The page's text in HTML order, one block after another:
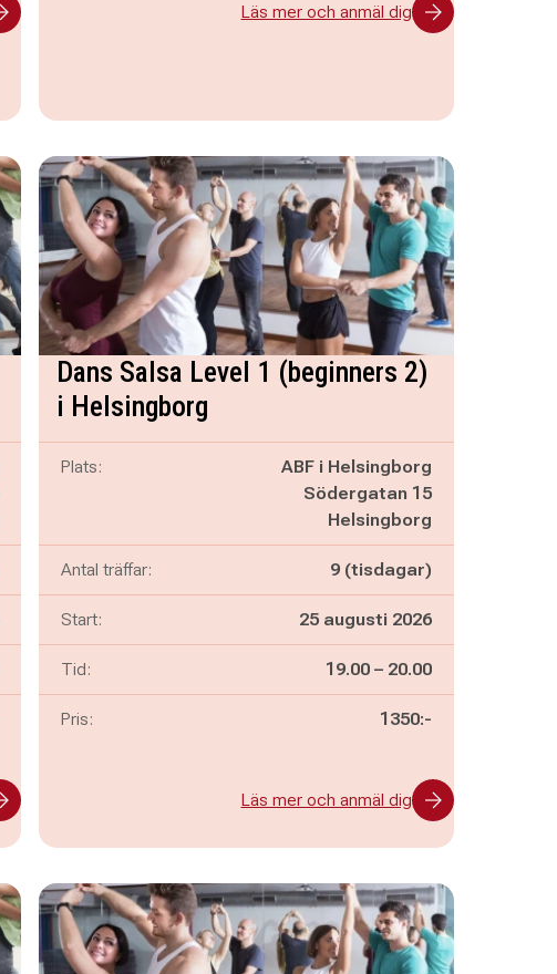
Läs mer och anmäl dig
Dans Salsa Level 1 (beginners 2)
i Helsingborg
Plats:
ABF i Helsingborg
Södergatan 15
Helsingborg
Antal träffar: 9 (tisdagar)
Start: 25 augusti 2026
Tid: Pågår mellan
19.00 – och
20.00
Pris: 1350:-
Läs mer och anmäl dig